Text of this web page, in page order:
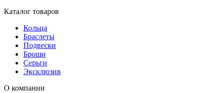
Каталог товаров
Кольца
Браслеты
Подвески
Броши
Серьги
Эксклюзив
О компании